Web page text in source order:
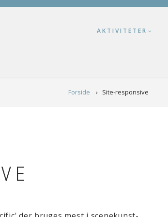
AKTIVITETER
Forside Site-responsive